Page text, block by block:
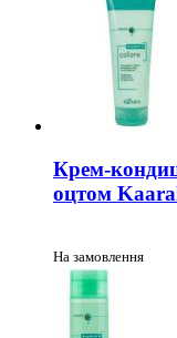
Крем-
оцтом
На замовлення